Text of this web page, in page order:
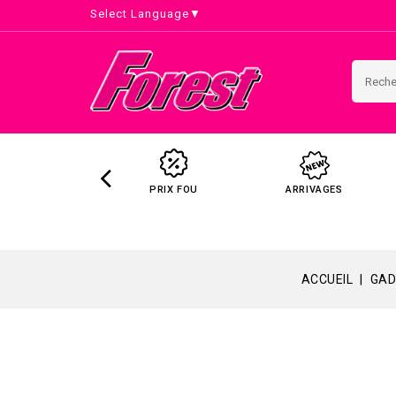
Select Language ▼
PRIX FOU ARRIVAGES
ACCUEIL